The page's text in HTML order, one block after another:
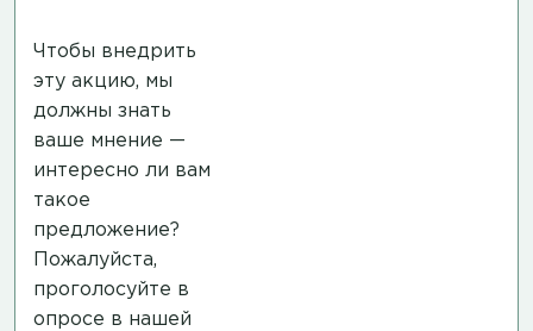
Чтобы внедрить
эту акцию, мы
должны знать
ваше мнение —
интересно ли вам
такое
предложение?
Пожалуйста,
проголосуйте в
опросе в нашей